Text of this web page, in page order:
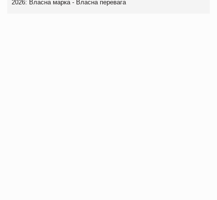
2026: Власна марка - Власна перевага